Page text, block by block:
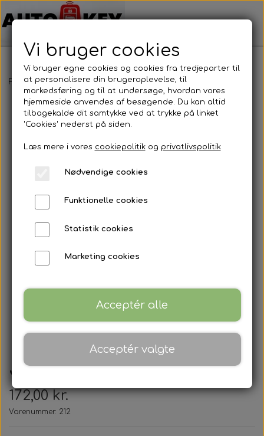
Forside Bilnøgler Jeep Nøglehus Jeep - Nøglehus
Jeep - Nøglehus
172,00 kr.
Varenummer: 212
Vi bruger cookies
Vi bruger egne cookies og cookies fra tredjeparter til
at personalisere din brugeroplevelse, til
markedsføring og til at undersøge, hvordan vores
hjemmeside anvendes af besøgende. Du kan altid
tilbagekalde dit samtykke ved at trykke på linket
'Cookies' nederst på siden.
Læs mere i vores cookiepolitikog privatlivspolitik
Nødvendige cookies
Funktionelle cookies
Statistik cookies
Marketing cookies
Acceptér alle
Acceptér valgte